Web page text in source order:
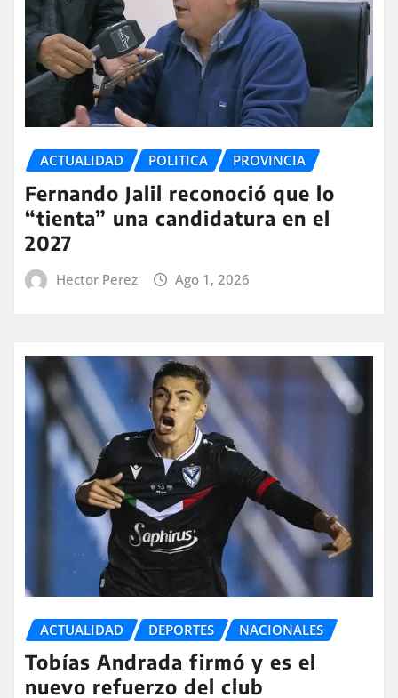
ACTUALIDAD POLITICA PROVINCIA
Fernando Jalil reconoció que lo
“tienta” una candidatura en el
2027
Hector Perez Ago 1, 2026
ACTUALIDAD DEPORTES NACIONALES
Tobías Andrada firmó y es el
nuevo refuerzo del club